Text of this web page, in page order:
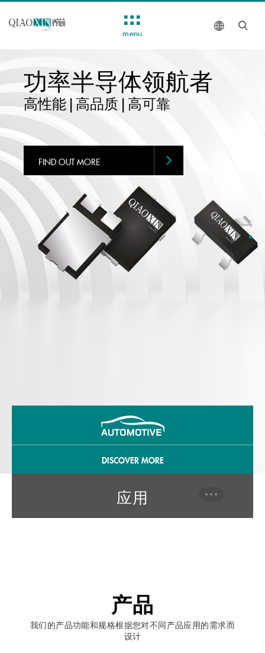
者 过压保护器件
计与销售一体
过压保护器件的研发-设
FIND OUT MORE
DISCOVER MORE
应用
产品
我们的产品功能和规格根据您对不同产品应用的需求而
设计